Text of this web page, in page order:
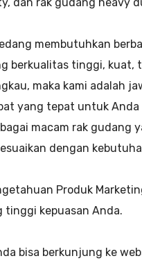
membutuhkan
berkualitas tinggi, kuat,
maka kami adalah
yang tepat untuk Anda
macam rak gudang
dengan
Produk
tinggi kepuasan Anda.
bisa berkunjung ke